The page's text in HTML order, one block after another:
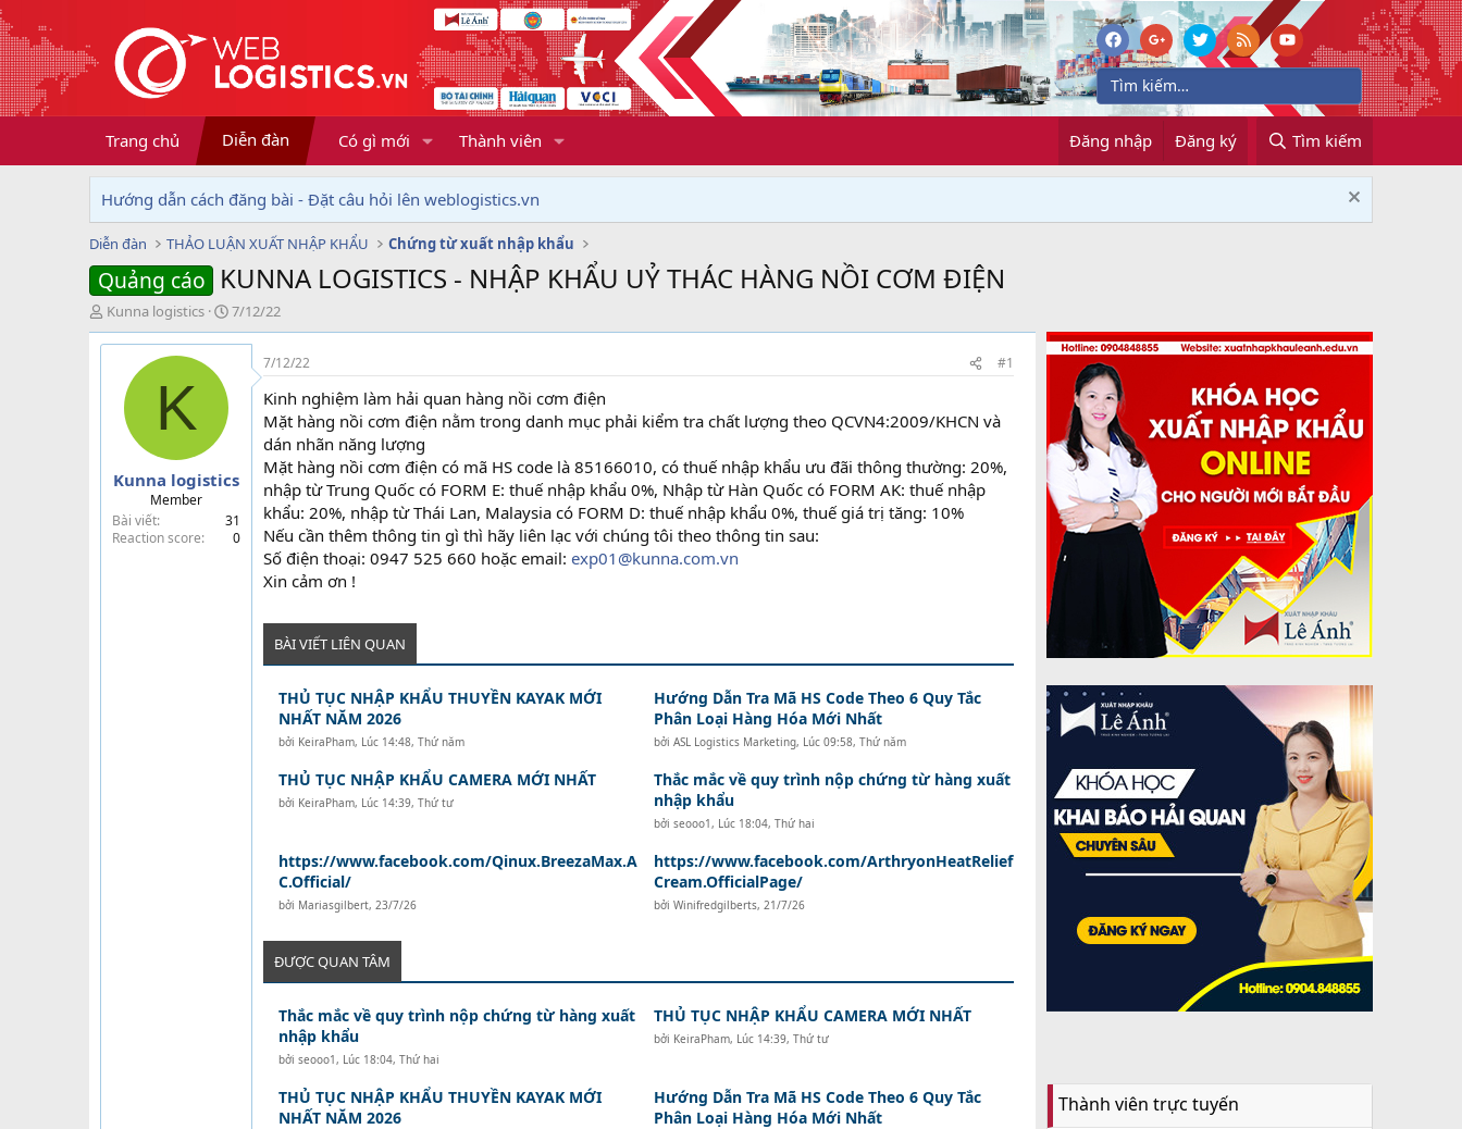
Trang chủ Diễn đàn Có gì mới Thành viên Đăng nhập Đăng ký Tìm kiếm
Hướng dẫn cách đăng bài - Đặt câu hỏi lên weblogistics.vn
Diễn đàn THẢO LUẬN XUẤT NHẬP KHẨU Chứng từ xuất nhập khẩu
Quảng cáo KUNNA LOGISTICS - NHẬP KHẨU UỶ THÁC HÀNG NỒI CƠM ĐIỆN
T
h
r
Kunna logistics
N
g
à
7/12/22
K
Kunna logistics
Member
Bài viết
31
Reaction score
0
7/12/22 #1
Kinh nghiệm làm hải quan hàng nồi cơm điện
Mặt hàng nồi cơm điện nằm trong danh mục phải kiểm tra chất lượng theo QCVN4:2009/KHCN và
dán nhãn năng lượng
Mặt hàng nồi cơm điện có mã HS code là 85166010, có thuế nhập khẩu ưu đãi thông thường: 20%,
nhập từ Trung Quốc có FORM E: thuế nhập khẩu 0%, Nhập từ Hàn Quốc có FORM AK: thuế nhập
khẩu: 20%, nhập từ Thái Lan, Malaysia có FORM D: thuế nhập khẩu 0%, thuế giá trị tăng: 10%
Nếu cần thêm thông tin gì thì hãy liên lạc với chúng tôi theo thông tin sau:
Số điện thoại: 0947 525 660 hoặc email: exp01@kunna.com.vn
Xin cảm ơn !
BÀI VIẾT LIÊN QUAN
THỦ TỤC NHẬP KHẨU THUYỀN KAYAK MỚI
NHẤT NĂM 2026
bởi KeiraPham, Lúc 14:48, Thứ năm
Hướng Dẫn Tra Mã HS Code Theo 6 Quy Tắc
Phân Loại Hàng Hóa Mới Nhất
bởi ASL Logistics Marketing, Lúc 09:58, Thứ năm
THỦ TỤC NHẬP KHẨU CAMERA MỚI NHẤT
bởi KeiraPham, Lúc 14:39, Thứ tư
Thắc mắc về quy trình nộp chứng từ hàng xuất
nhập khẩu
bởi seooo1, Lúc 18:04, Thứ hai
https://www.facebook.com/Qinux.BreezaMax.A
C.Official/
bởi Mariasgilbert, 23/7/26
https://www.facebook.com/ArthryonHeatRelief
Cream.OfficialPage/
bởi Winifredgilberts, 21/7/26
ĐƯỢC QUAN TÂM
Thắc mắc về quy trình nộp chứng từ hàng xuất
nhập khẩu
bởi seooo1, Lúc 18:04, Thứ hai
THỦ TỤC NHẬP KHẨU CAMERA MỚI NHẤT
bởi KeiraPham, Lúc 14:39, Thứ tư
THỦ TỤC NHẬP KHẨU THUYỀN KAYAK MỚI
NHẤT NĂM 2026
Hướng Dẫn Tra Mã HS Code Theo 6 Quy Tắc
Phân Loại Hàng Hóa Mới Nhất
Thành viên trực tuyến